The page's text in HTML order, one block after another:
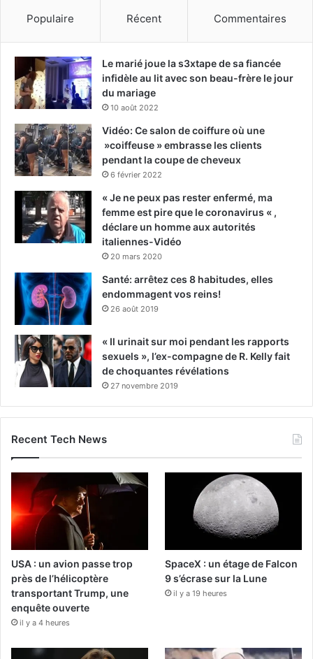
Populaire Récent Commentaires
Le marié joue la s3xtape de sa fiancée
infidèle au lit avec son beau-frère le jour
du mariage
10 août 2022
Vidéo: Ce salon de coiffure où une
»coiffeuse » embrasse les clients
pendant la coupe de cheveux
6 février 2022
« Je ne peux pas rester enfermé, ma
femme est pire que le coronavirus « ,
déclare un homme aux autorités
italiennes-Vidéo
20 mars 2020
Santé: arrêtez ces 8 habitudes, elles
endommagent vos reins!
26 août 2019
« Il urinait sur moi pendant les rapports
sexuels », l’ex-compagne de R. Kelly fait
de choquantes révélations
27 novembre 2019
Recent Tech News
USA : un avion passe trop
près de l’hélicoptère
transportant Trump, une
enquête ouverte
il y a 4 heures
SpaceX : un étage de Falcon
9 s’écrase sur la Lune
il y a 19 heures